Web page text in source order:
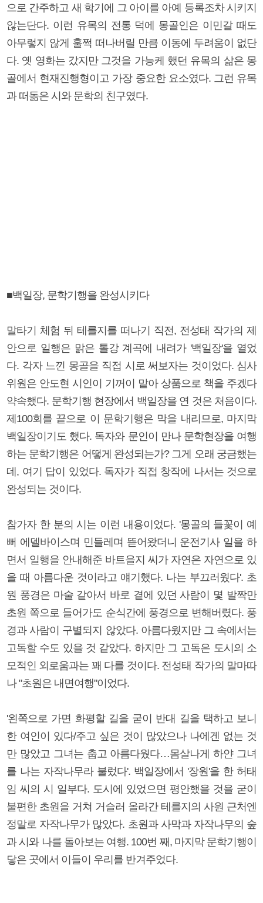
으로 간주하고 새 학기에 그 아이를 아예 등록조차 시키지
않는단다. 이런 유목의 전통 덕에 몽골인은 이민갈 때도
아무렇지 않게 훌쩍 떠나버릴 만큼 이동에 두려움이 없단
다. 옛 영화는 갔지만 그것을 가능케 했던 유목의 삶은 몽
골에서 현재진행형이고 가장 중요한 요소였다. 그런 유목
과 떠돎은 시와 문학의 친구였다.
■백일장, 문학기행을 완성시키다
말타기 체험 뒤 테를지를 떠나기 직전, 전성태 작가의 제
안으로 일행은 맑은 톨강 계곡에 내려가 '백일장'을 열었
다. 각자 느낀 몽골을 직접 시로 써보자는 것이었다. 심사
위원은 안도현 시인이 기꺼이 맡아 상품으로 책을 주겠다
약속했다. 문학기행 현장에서 백일장을 연 것은 처음이다.
제100회를 끝으로 이 문학기행은 막을 내리므로, 마지막
백일장이기도 했다. 독자와 문인이 만나 문학현장을 여행
하는 문학기행은 어떻게 완성되는가? 그게 오래 궁금했는
데, 여기 답이 있었다. 독자가 직접 창작에 나서는 것으로
완성되는 것이다.
참가자 한 분의 시는 이런 내용이었다. '몽골의 들꽃이 예
뻐 에델바이스며 민들레며 뜯어왔더니 운전기사 일을 하
면서 일행을 안내해준 바트을지 씨가 자연은 자연으로 있
을 때 아름다운 것이라고 얘기했다. 나는 부끄러웠다'. 초
원 풍경은 마술 같아서 바로 곁에 있던 사람이 몇 발짝만
초원 쪽으로 들어가도 순식간에 풍경으로 변해버렸다. 풍
경과 사람이 구별되지 않았다. 아름다웠지만 그 속에서는
고독할 수도 있을 것 같았다. 하지만 그 고독은 도시의 소
모적인 외로움과는 꽤 다를 것이다. 전성태 작가의 말마따
나 "초원은 내면여행"이었다.
'왼쪽으로 가면 화평할 길을 굳이 반대 길을 택하고 보니
한 여인이 있다/주고 싶은 것이 많았으나 나에겐 없는 것
만 많았고 그녀는 춥고 아름다웠다…몸살나게 하얀 그녀
를 나는 자작나무라 불렀다'. 백일장에서 '장원'을 한 허태
임 씨의 시 일부다. 도시에 있었으면 평안했을 것을 굳이
불편한 초원을 거쳐 거슬러 올라간 테를지의 사원 근처엔
정말로 자작나무가 많았다. 초원과 사막과 자작나무의 숲
과 시와 나를 돌아보는 여행. 100번 째, 마지막 문학기행이
닿은 곳에서 이들이 우리를 반겨주었다.